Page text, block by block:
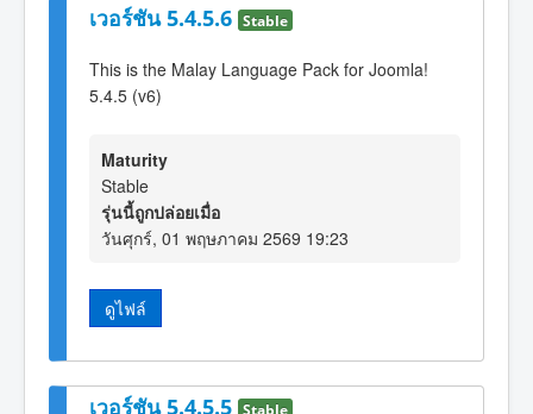
เวอร์ชัน 5.4.5.6 Stable
This is the Malay Language Pack for Joomla!
5.4.5 (v6)
Maturity
Stable
รุ่นนี้ถูกปล่อยเมื่อ
วันศุกร์, 01 พฤษภาคม 2569 19:23
ดูไฟล์
เวอร์ชัน 5.4.5.5 Stable